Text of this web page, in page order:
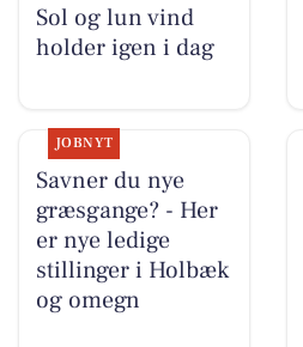
Sol og lun vind
holder igen i dag
JOBNYT
Savner du nye
græsgange? - Her
er nye ledige
stillinger i Holbæk
og omegn